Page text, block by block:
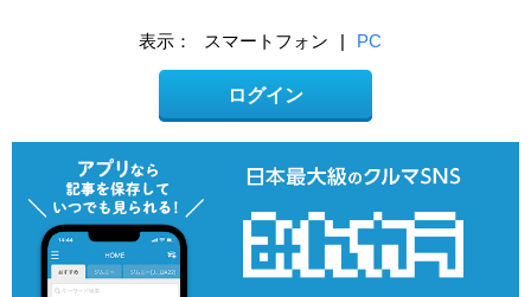
表示： スマートフォン | PC
ログイン